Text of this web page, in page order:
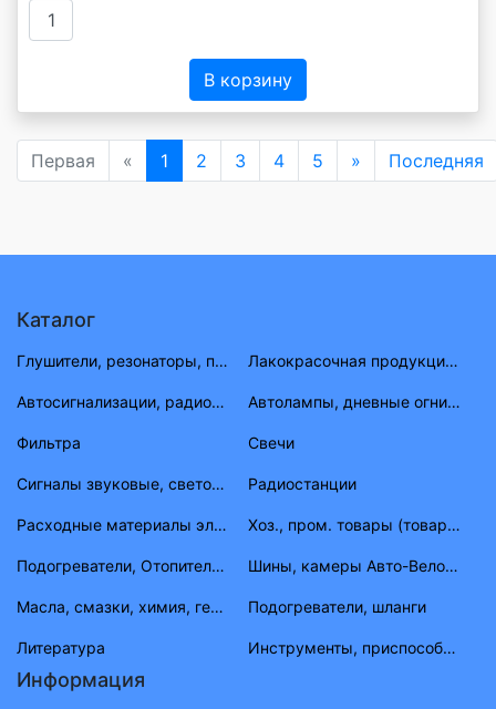
В корзину
Первая « 1 2 3 4 5 » Последняя
Каталог
Глушители, резонаторы, приемные трубы ВАЗ, ГАЗ, УАЗ Лакокрасочная продукция (растворитель, антигравий, краска, материал)
Автосигнализации, радиостанции Автолампы, дневные огни, фары противотуманные, габаритные огни
Фильтра Свечи
Сигналы звуковые, световые Радиостанции
Расходные материалы электрика Хоз., пром. товары (товары народного потребления)
Подогреватели, Отопители, шланги, штуцера, тройники Шины, камеры Авто-Вело-Мото
Масла, смазки, химия, герметик, тосолы Подогреватели, шланги
Литература Инструменты, приспособления, приборы
Информация